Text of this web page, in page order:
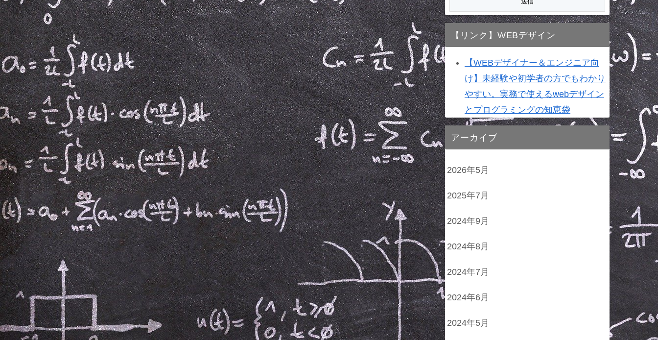
【リンク】WEBデザイン
【WEBデザイナー＆エンジニア向
け】未経験や初学者の方でもわかり
やすい。実務で使えるwebデザイン
とプログラミングの知恵袋
アーカイブ
2026年5月
2025年7月
2024年9月
2024年8月
2024年7月
2024年6月
2024年5月